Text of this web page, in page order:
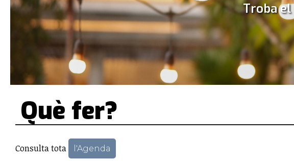
Troba el
Què fer?
Consulta tota l'Agenda